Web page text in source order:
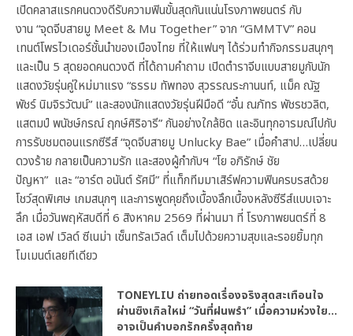
เปิดคลาสแรกคนดวงดีรับความฟินขั้นสุดกันแน่นโรงภาพยนตร์ กับ
งาน “จุดจีบสายมู Meet & Mu Together” จาก “GMMTV” คอน
เทนต์โพรไวเดอร์ชั้นนำของเมืองไทย ที่ให้แฟนๆ ได้ร่วมทำกิจกรรมสนุกๆ
และเป็น 5 สุดยอดคนดวงดี ที่ได้ถามคำถาม เปิดตำราจีบแบบสายมูกับนัก
แสดงวัยรุ่นคู่ใหม่มาแรง “ธรรม ทัพทอง สุวรรณระกานนท์, แม็ค ณัฐ
พัชร์ นิมจิรวัฒน์” และสองนักแสดงวัยรุ่นฝีมือดี “อั๋น ณภัทร พัชรชวลิต,
แสตมป์ พนัชษ์กรณ์ ฤกษ์ศิริอารี” กันอย่างใกล้ชิด และอินทุกอารมณ์ไปกับ
การรับชมตอนแรกซีรีส์ “จุดจีบสายมู Unlucky Bae” เมื่อคำสาป…เปลี่ยน
ดวงร้าย กลายเป็นความรัก และสองผู้กำกับฯ “โย อภิรักษ์ ชัย
ปัญหา” และ “อาร์ต อนันต์ รัศมี” ที่แท็กทีมมาเสิร์ฟความฟินครบรสด้วย
โชว์สุดพิเศษ เกมสนุกๆ และการพูดคุยถึงเบื้องลึกเบื้องหลังซีรีส์แบบเจาะ
ลึก เมื่อวันพฤหัสบดีที่ 6 สิงหาคม 2569 ที่ผ่านมา ที่ โรงภาพยนตร์ที่ 8
เอส เอฟ เวิลด์ ซีเนม่า เซ็นทรัลเวิลด์ เต็มไปด้วยความสุขและรอยยิ้มทุก
โมเมนต์เลยทีเดียว
TONEYLIU ถ่ายทอดเรื่องจริงสุดสะเทือนใจ
ผ่านซิงเกิลใหม่ “วันที่ฝนพรำ” เมื่อความห่วงใย…
อาจเป็นคำบอกรักครั้งสุดท้าย